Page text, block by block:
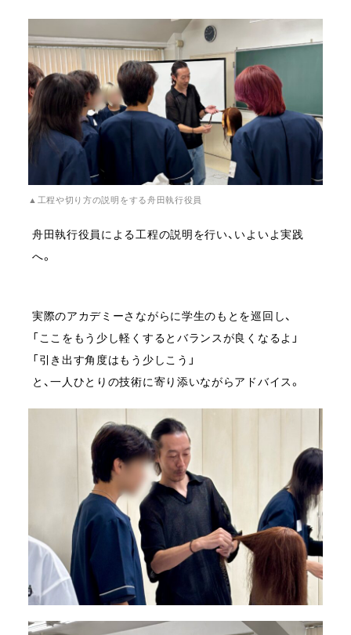
▲工程や切り方の説明をする舟田執行役員
舟田執行役員による工程の説明を行い、いよいよ実践
へ。
実際のアカデミーさながらに学生のもとを巡回し、
「ここをもう少し軽くするとバランスが良くなるよ」
「引き出す角度はもう少しこう」
と、一人ひとりの技術に寄り添いながらアドバイス。